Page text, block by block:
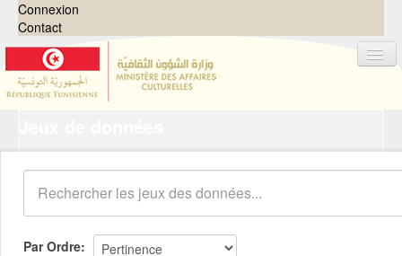
Connexion
Contact
Organisations
Groupes
Demandes 0
À propos
Par Ordre